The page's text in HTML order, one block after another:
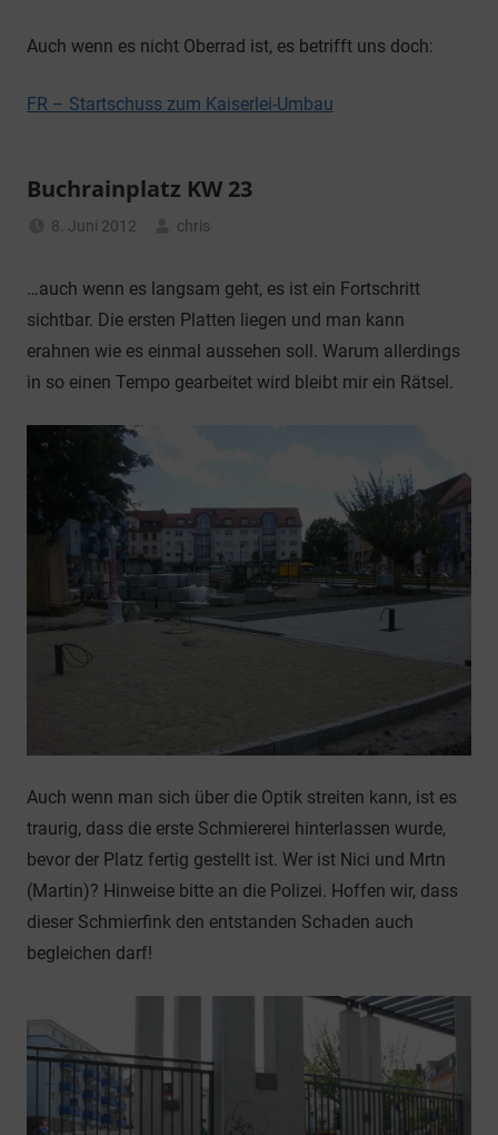
Auch wenn es nicht Oberrad ist, es betrifft uns doch:
FR – Startschuss zum Kaiserlei-Umbau
Buchrainplatz KW 23
8. Juni 2012
chris
…auch wenn es langsam geht, es ist ein Fortschritt
sichtbar. Die ersten Platten liegen und man kann
erahnen wie es einmal aussehen soll. Warum allerdings
in so einen Tempo gearbeitet wird bleibt mir ein Rätsel.
Auch wenn man sich über die Optik streiten kann, ist es
traurig, dass die erste Schmiererei hinterlassen wurde,
bevor der Platz fertig gestellt ist. Wer ist Nici und Mrtn
(Martin)? Hinweise bitte an die Polizei. Hoffen wir, dass
dieser Schmierfink den entstanden Schaden auch
begleichen darf!